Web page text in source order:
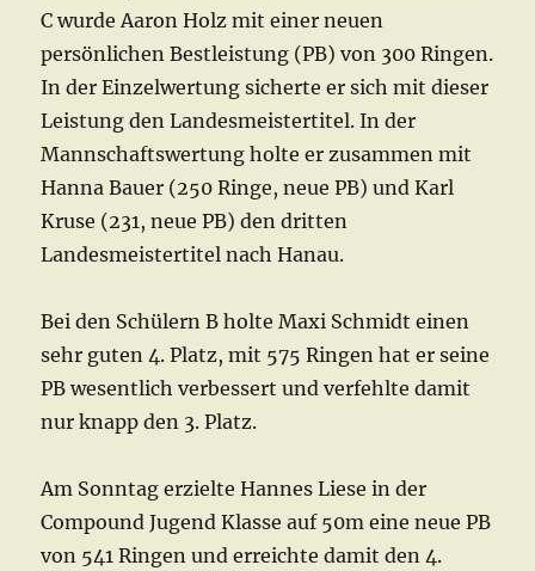
C wurde Aaron Holz mit einer neuen
persönlichen Bestleistung (PB) von 300 Ringen.
In der Einzelwertung sicherte er sich mit dieser
Leistung den Landesmeistertitel. In der
Mannschaftswertung holte er zusammen mit
Hanna Bauer (250 Ringe, neue PB) und Karl
Kruse (231, neue PB) den dritten
Landesmeistertitel nach Hanau.
Bei den Schülern B holte Maxi Schmidt einen
sehr guten 4. Platz, mit 575 Ringen hat er seine
PB wesentlich verbessert und verfehlte damit
nur knapp den 3. Platz.
Am Sonntag erzielte Hannes Liese in der
Compound Jugend Klasse auf 50m eine neue PB
von 541 Ringen und erreichte damit den 4.